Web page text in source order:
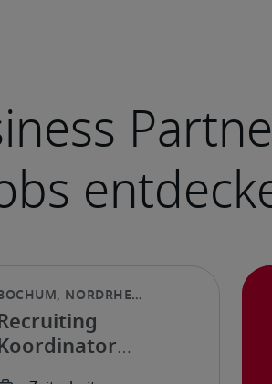
Recruiting
Koordinator